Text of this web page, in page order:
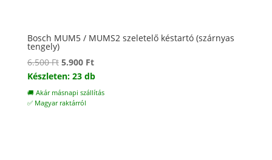
Bosch MUM5 / MUMS2 szeletelő késtartó (szárnyas
tengely)
6.500Ft Original
price
was:
6.500 Ft.
5.900 FtCurrent
price
is:
Készleten: 23 db
🚚 Akár másnapi szállítás
✅ Magyar raktárról